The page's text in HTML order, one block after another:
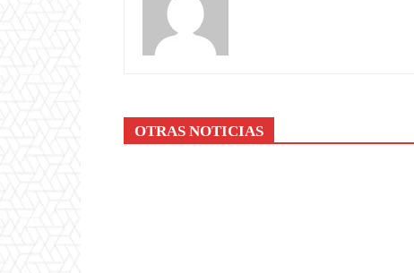
OTRAS NOTICIAS